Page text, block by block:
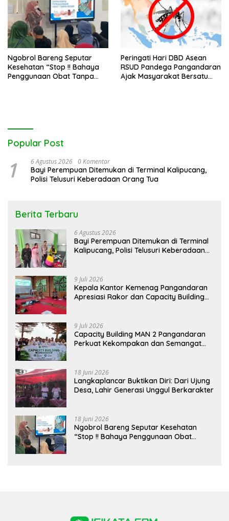
Ngobrol Bareng Seputar
Kesehatan “Stop !! Bahaya
Penggunaan Obat Tanpa
Peringati Hari DBD Asean
RSUD Pandega Pangandaran
Ajak Masyarakat Bersatu
Popular Post
1 6 Agustus 2026 0 Komentar
Bayi Perempuan Ditemukan di Terminal Kalipucang,
Polisi Telusuri Keberadaan Orang Tua
Berita Terbaru
6 Agustus 2026
Bayi Perempuan Ditemukan di Terminal
Kalipucang, Polisi Telusuri Keberadaan
9 Juli 2026
Kepala Kantor Kemenag Pangandaran
Apresiasi Rakor dan Capacity Building
9 Juli 2026
Capacity Building MAN 2 Pangandaran
Perkuat Kekompakan dan Semangat
18 Juni 2026
Langkaplancar Buktikan Diri: Dari Ujung
Desa, Lahir Generasi Unggul Berkarakter
18 Juni 2026
Ngobrol Bareng Seputar Kesehatan
“Stop !! Bahaya Penggunaan Obat